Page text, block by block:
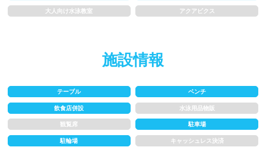
大人向け水泳教室 アクアビクス
施設情報
テーブル ベンチ
飲食店併設 水泳用品物販
観覧席 駐車場
駐輪場 キャッシュレス決済
1~1.5m
1.5~2m
レーン